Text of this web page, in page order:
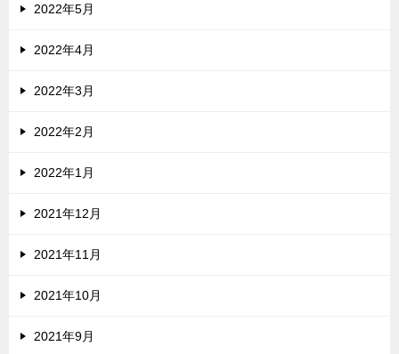
2022年5月
2022年4月
2022年3月
2022年2月
2022年1月
2021年12月
2021年11月
2021年10月
2021年9月